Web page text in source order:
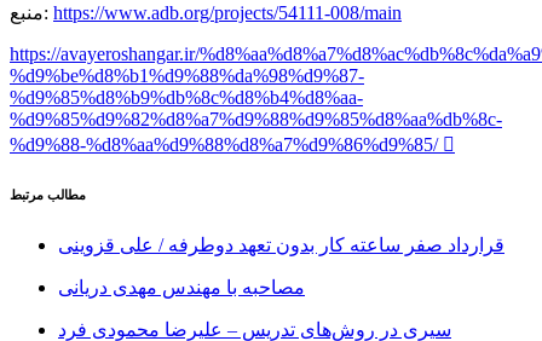
منبع: https://www.adb.org/projects/54111-008/main
https://avayeroshangar.ir/
%d9%be%d8%b1%d9%88%da%98%d9%87-
%d9%85%d8%b9%db%8c%d8%b4%d8%aa-
%d9%85%d9%82%d8%a7%d9%88%d9%85%d8%aa%db%8c-
%d9%88-%d8%aa%d9%88%d8%a7%d9%86%d9%85/
مطالب مرتبط
قرارداد صفر ساعته کار بدون تعهد دوطرفه / علی قزوینی
مصاحبه با مهندس مهدی دریانی
سیری در روش‌های تدریس – علیرضا محمودی فرد